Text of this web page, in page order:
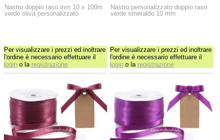
Nastro doppio raso mm 10 x 100m
verde oliva personalizzato
Per visualizzare i prezzi ed inoltrare
l'ordine è necessario effettuare il
login o la registrazione
Nastro personalizzato doppio raso
verde smeraldo 10 mm
Per visualizzare i prezzi ed inoltrare
l'ordine è necessario effettuare il
login o la registrazione